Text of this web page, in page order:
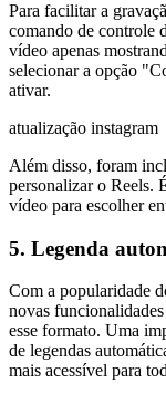
Para facilitar a
comando de controle
vídeo apenas
selecionar a opção
ativar.
atualização instagram
Além disso, foram
personalizar o Reels.
vídeo para escolher
5. Legenda
Com a popularidade
novas
esse formato. Uma
de legendas
mais acessível para